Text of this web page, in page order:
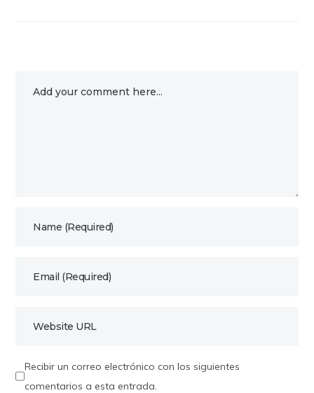
Recibir un correo electrónico con los siguientes
comentarios a esta entrada.